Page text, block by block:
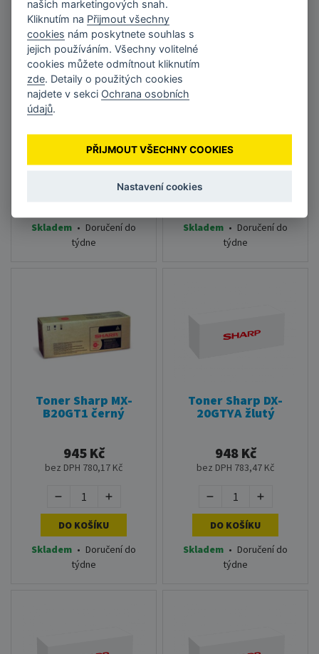
Toner Sharp DX-
20GTBA černý
753 Kč
bez DPH 622,31 Kč
Skladem • Doručení do
týdne
910 Kč
bez DPH 752,07 Kč
Skladem • Doručení do
týdne
Toner Sharp MX-
B20GT1 černý
945 Kč
bez DPH 780,17 Kč
DO KOŠÍKU
Skladem • Doručení do
týdne
Toner Sharp DX-
20GTYA žlutý
948 Kč
bez DPH 783,47 Kč
DO KOŠÍKU
Skladem • Doručení do
týdne
našich marketingových snah.
Kliknutím na Přijmout všechny
cookies nám poskytnete souhlas s
jejich používáním. Všechny volitelné
cookies můžete odmítnout kliknutím
zde . Detaily o použitých cookies
najdete v sekci Ochrana osobních
údajů
PŘIJMOUT VŠECHNY COOKIES
Nastavení cookies